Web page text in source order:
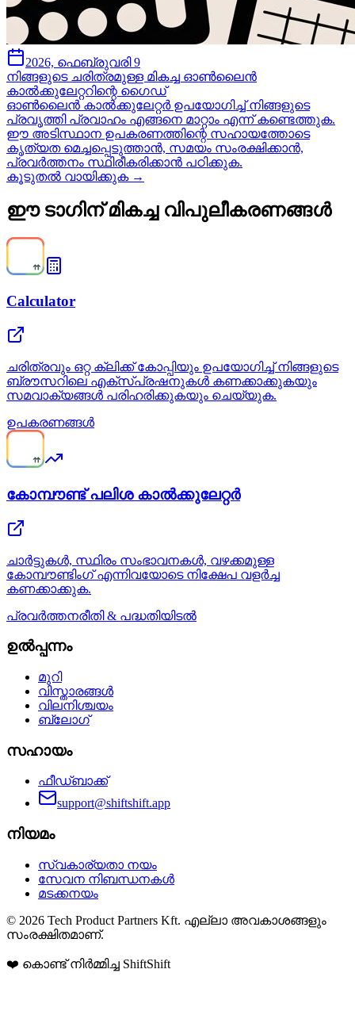
2026, ഫെബ്രുവരി 9
നിങ്ങളുടെ ചരിത്രമുള്ള മികച്ച ഓൺലൈൻ
കാൽക്കുലേറ്ററിന്റെ ഗൈഡ്
ഓൺലൈൻ കാൽക്കുലേറ്റർ ഉപയോഗിച്ച് നിങ്ങളുടെ
പ്രവൃത്തി പ്രവാഹം എങ്ങനെ മാറ്റാം എന്ന് കണ്ടെത്തുക.
ഈ അടിസ്ഥാന ഉപകരണത്തിന്റെ സഹായത്തോടെ
കൃത്യത മെച്ചപ്പെടുത്താൻ, സമയം സംരക്ഷിക്കാൻ,
പ്രവർത്തനം സ്ഥിരീകരിക്കാൻ പഠിക്കുക.
കൂടുതൽ വായിക്കുക →
ഈ ടാഗിന് മികച്ച വിപുലീകരണങ്ങൾ
Calculator
ചരിത്രവും ഒറ്റ ക്ലിക്ക് കോപ്പിയും ഉപയോഗിച്ച് നിങ്ങളുടെ
ബ്രൗസറിലെ എക്‌സ്‌പ്രഷനുകൾ കണക്കാക്കുകയും
സമവാക്യങ്ങൾ പരിഹരിക്കുകയും ചെയ്യുക.
ഉപകരണങ്ങൾ
കോമ്പൗണ്ട് പലിശ കാൽക്കുലേറ്റർ
ചാർട്ടുകൾ, സ്ഥിരം സംഭാവനകൾ, വഴക്കമുള്ള
കോമ്പൗണ്ടിംഗ് എന്നിവയോടെ നിക്ഷേപ വളർച്ച
കണക്കാക്കുക.
പ്രവർത്തനരീതി & പദ്ധതിയിടൽ
ഉൽപ്പന്നം
മുറി
വിസ്താരങ്ങൾ
വിലനിശ്ചയം
ബ്ലോഗ്
സഹായം
ഫീഡ്ബാക്ക്
support@shiftshift.app
നിയമം
സ്വകാര്യതാ നയം
സേവന നിബന്ധനകൾ
മടക്കനയം
© 2026 Tech Product Partners Kft. എല്ലാ അവകാശങ്ങളും
സംരക്ഷിതമാണ്.
❤️ കൊണ്ട് നിർമ്മിച്ച ShiftShift